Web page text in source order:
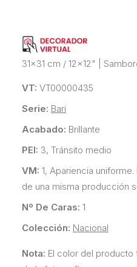
31x31 cm / 12x12"
VT: VT00000435
Serie: Bari
Acabado: Brillante
PEI: 3, Tránsito medio
VM: 1, Apariencia
de una misma producción
Nº De Caras: 1
Colección: Nacional
Nota: El color del